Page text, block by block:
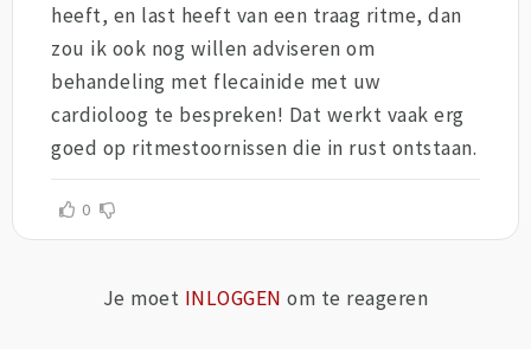
heeft, en last heeft van een traag ritme, dan
zou ik ook nog willen adviseren om
behandeling met flecainide met uw
cardioloog te bespreken! Dat werkt vaak erg
goed op ritmestoornissen die in rust ontstaan.
0
Je moet INLOGGEN om te reageren